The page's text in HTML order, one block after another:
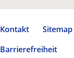
Kontakt Sitemap
Barrierefreiheit